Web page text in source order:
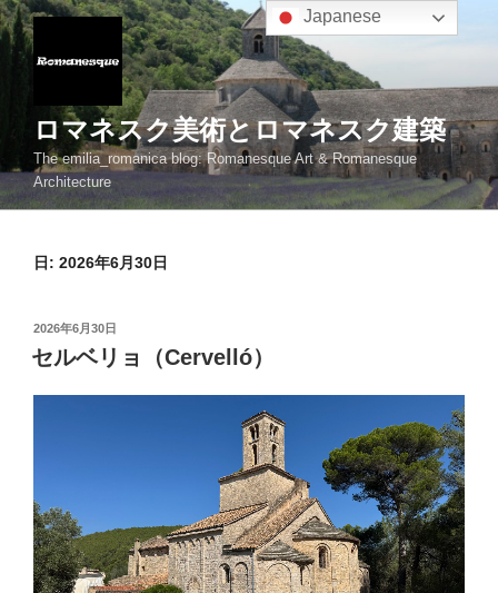
コ
ン
ス
キ
ロマネスク美術とロマネスク建築
The emilia_romanica blog: Romanesque Art & Romanesque
Architecture
日: 2026年6月30日
投
稿
日:
2026年6月30日
セルベリョ（Cervelló）
Japanese